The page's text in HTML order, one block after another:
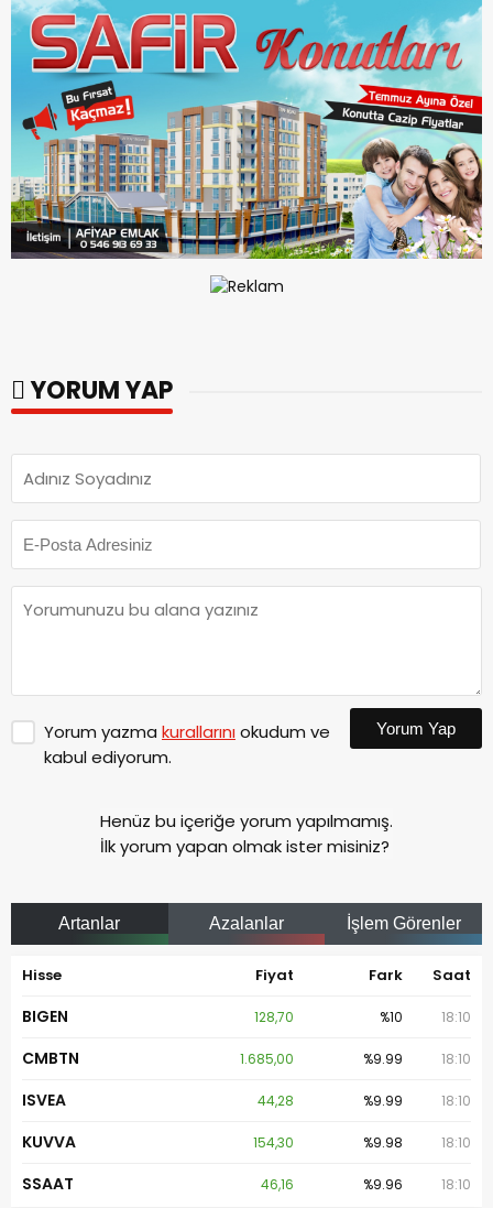
YORUM YAP
Yorum yazma kurallarınıokudum ve
kabul ediyorum.
Yorum Yap
Henüz bu içeriğe yorum yapılmamış.
İlk yorum yapan olmak ister misiniz?
Artanlar Azalanlar İşlem Görenler
Hisse Fiyat Fark Saat
BIGEN 128,70 %10 18:10
CMBTN 1.685,00 %9.99 18:10
ISVEA 44,28 %9.99 18:10
KUVVA 154,30 %9.98 18:10
SSAAT 46,16 %9.96 18:10